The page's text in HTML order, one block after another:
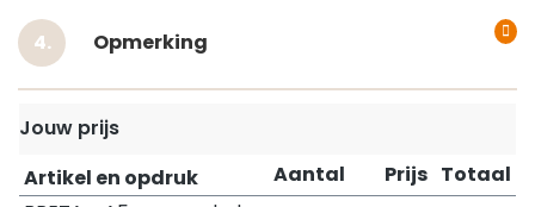
Opmerking
Jouw prijs
Artikel en opdruk
Aantal Prijs Totaal